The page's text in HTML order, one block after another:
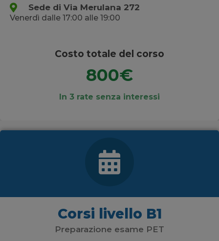
Sede di Via Merulana 272
Venerdì dalle 17:00 alle 19:00
Costo totale del corso
800€
In 3 rate senza interessi
Corsi livello B1
Preparazione esame PET